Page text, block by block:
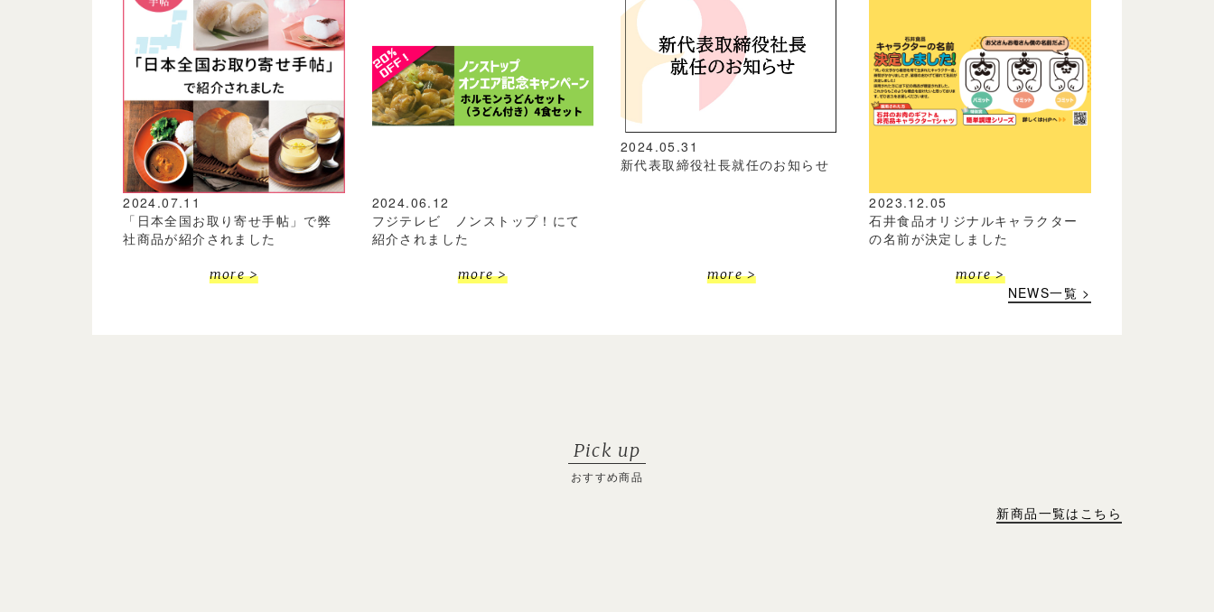
2024.07.11
「日本全国お取り寄せ手帖」で弊
社商品が紹介されました
more >
2024.06.12
フジテレビ ノンストップ！にて
紹介されました
more >
2024.05.31
新代表取締役社長就任のお知らせ
more >
2023.12.05
石井食品オリジナルキャラクター
の名前が決定しました
more >
NEWS一覧 >
Pick up
おすすめ商品
新商品一覧はこちら